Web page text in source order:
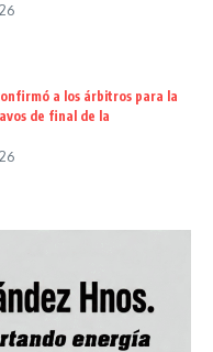
a los árbitros para la
de final de la